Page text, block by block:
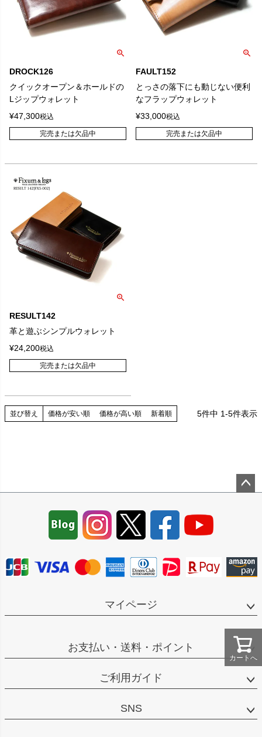
DROCK126
クイックオープン＆ホールドの
Lジップウォレット
¥47,300税込
完売または欠品中
FAULT152
とっさの落下にも動じない便利
なフラップウォレット
¥33,000税込
完売または欠品中
RESULT142
革と遊ぶシンプルウォレット
¥24,200税込
完売または欠品中
並び替え 価格が安い順 価格が高い順 新着順 5件中 1-5件表示
カートへ
マイページ
お支払い・送料・ポイント
ご利用ガイド
SNS